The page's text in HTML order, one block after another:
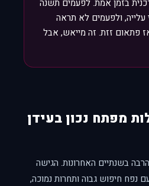
בזמן אמת. לפעמים תשנה
עלייה, ולפעמים לא תראה
פתאום זזת. זה מייאש, אבל
מפתח נכון בעידן
בשנתיים האחרונות. הגישה
נפח חיפוש גבוה ותחרות נמוכה,